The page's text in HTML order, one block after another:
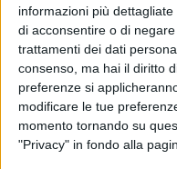
informazioni più
di acconsentire o di negare
trattamenti dei dati
consenso, ma hai il diritto
preferenze si
modificare le tue
momento tornando su
"Privacy" in fondo alla